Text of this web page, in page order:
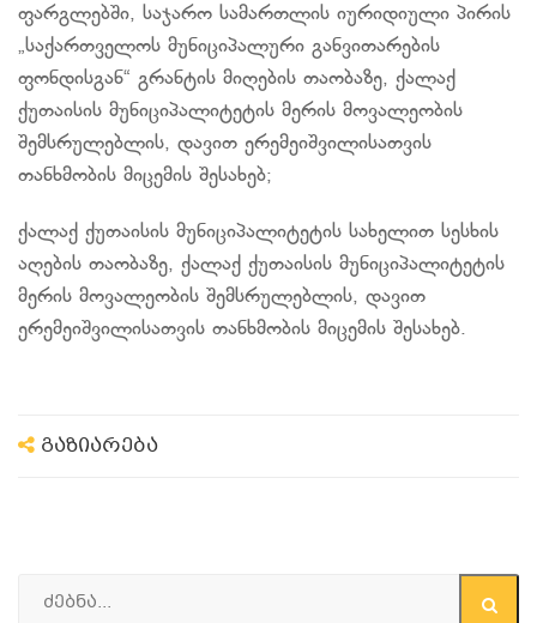
ფარგლებში, საჯარო სამართლის იურიდიული პირის
„საქართველოს მუნიციპალური განვითარების
ფონდისგან“ გრანტის მიღების თაობაზე, ქალაქ
ქუთაისის მუნიციპალიტეტის მერის მოვალეობის
შემსრულებლის, დავით ერემეიშვილისათვის
თანხმობის მიცემის შესახებ;
ქალაქ ქუთაისის მუნიციპალიტეტის სახელით სესხის
აღების თაობაზე, ქალაქ ქუთაისის მუნიციპალიტეტის
მერის მოვალეობის შემსრულებლის, დავით
ერემეიშვილისათვის თანხმობის მიცემის შესახებ.
გაზიარება